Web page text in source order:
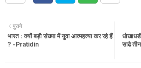
साढे
पुराने
भारत : क्यों बड़ी संख्या में युवा आत्महत्या कर रहे हैं
? -Pratidin